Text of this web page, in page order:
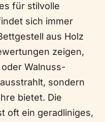
für stilvolle
sich immer
aus Holz
zeigen,
Walnuss-
sondern
bietet. Die
oft ein geradliniges,